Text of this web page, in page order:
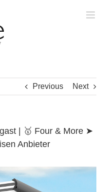
Previous Next
| 🥇 Four & More ➤
Anbieter